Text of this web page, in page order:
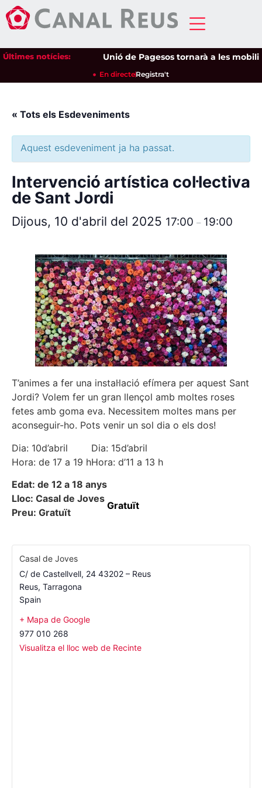
Últimes notícies: Unió de Pagesos tornarà a les
En directeRegistra't
« Tots els Esdeveniments
Aquest esdeveniment ja ha passat.
Intervenció artística col·lectiva
de Sant Jordi
Dijous, 10 d'abril del 2025 17:00 – 19:00
T’animes a fer una instal·lació efímera per aquest Sant
Jordi? Volem fer un gran llençol amb moltes roses
fetes amb goma eva. Necessitem moltes mans per
aconseguir-ho. Pots venir un sol dia o els dos!
Dia: 10d’abril
Hora: de 17 a 19 h
Dia: 15d’abril
Hora: d’11 a 13 h
Edat: de 12 a 18 anys
Lloc: Casal de Joves
Preu: Gratuït
Gratuït
Casal de Joves
C/ de Castellvell, 24 43202 – Reus
Reus, Tarragona
Spain
+ Mapa de Google
977 010 268
Visualitza el lloc web de Recinte